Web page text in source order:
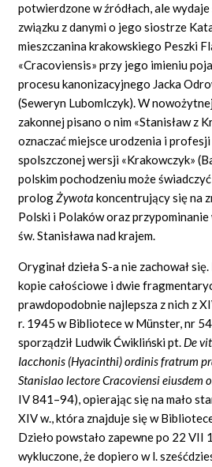
potwierdzone w źródłach, ale
związku z danymi o jego siostrze
mieszczanina krakowskiego Peszki
«Cracoviensis»przy jego imieniu
procesu kanonizacyjnego Jacka
(Seweryn Lubomlczyk). W
zakonnej pisano o nim «Stanisław z
oznaczać miejsce urodzenia i profesji
spolszczonej wersji «Krakowczyk»
polskim pochodzeniu może
prologŻywotakoncentrujący się na
Polski i Polaków oraz
św. Stanisława nad krajem.
Oryginał dzieła S-a nie zachował
kopie całościowe i dwie
prawdopodobnie najlepsza z nich z
r. 1945 w Bibliotece w Münster, nr
sporządził Ludwik Ćwikliński pt. De
Iacchonis (Hyacinthi) ordinis fratrum
StanislaolectoreCracoviensieiusdem
IV 841–94), opierając się na mało
XIV w., która znajduje się w
Dzieło powstało zapewne po 22 VII
wykluczone, że dopiero w l.